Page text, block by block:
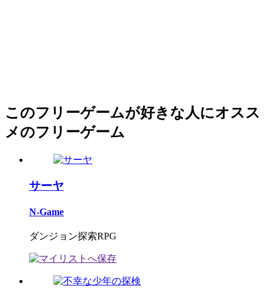
このフリーゲームが好きな人にオスス
メのフリーゲーム
サーヤ
N-Game
ダンジョン探索RPG